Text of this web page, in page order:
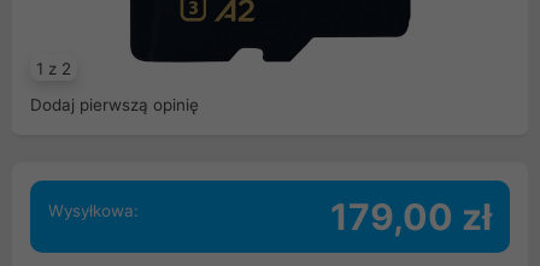
1 z 2
Dodaj pierwszą opinię
Wysyłkowa: 179,00 zł